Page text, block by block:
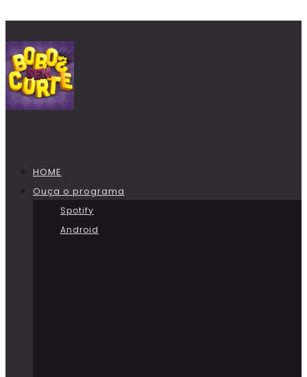
HOME
Ouça o programa
Spotify
Android